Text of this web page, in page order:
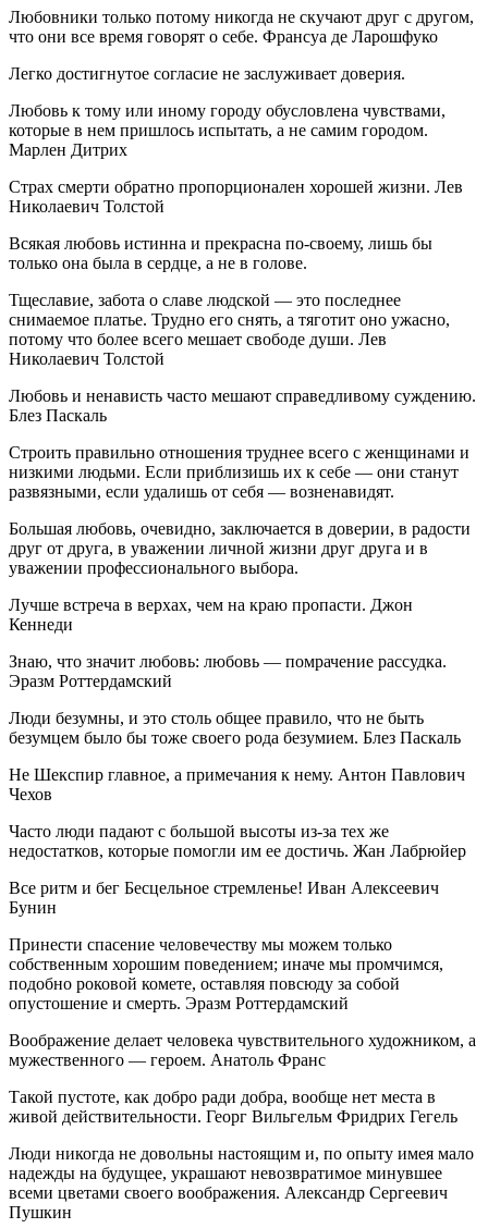
Любовники только потому никогда не скучают друг с другом,
что они все время говорят о себе. Франсуа де Ларошфуко
Легко достигнутое согласие не заслуживает доверия.
Любовь к тому или иному городу обусловлена чувствами,
которые в нем пришлось испытать, а не самим городом.
Марлен Дитрих
Страх смерти обратно пропорционален хорошей жизни. Лев
Николаевич Толстой
Всякая любовь истинна и прекрасна по-своему, лишь бы
только она была в сердце, а не в голове.
Тщеславие, забота о славе людской — это последнее
снимаемое платье. Трудно его снять, а тяготит оно ужасно,
потому что более всего мешает свободе души. Лев
Николаевич Толстой
Любовь и ненависть часто мешают справедливому суждению.
Блез Паскаль
Строить правильно отношения труднее всего с женщинами и
низкими людьми. Если приблизишь их к себе — они станут
развязными, если удалишь от себя — возненавидят.
Большая любовь, очевидно, заключается в доверии, в радости
друг от друга, в уважении личной жизни друг друга и в
уважении профессионального выбора.
Лучше встреча в верхах, чем на краю пропасти. Джон
Кеннеди
Знаю, что значит любовь: любовь — помрачение рассудка.
Эразм Роттердамский
Люди безумны, и это столь общее правило, что не быть
безумцем было бы тоже своего рода безумием. Блез Паскаль
Не Шекспир главное, а примечания к нему. Антон Павлович
Чехов
Часто люди падают с большой высоты из-за тех же
недостатков, которые помогли им ее достичь. Жан Лабрюйер
Все ритм и бег Бесцельное стремленье! Иван Алексеевич
Бунин
Принести спасение человечеству мы можем только
собственным хорошим поведением; иначе мы промчимся,
подобно роковой комете, оставляя повсюду за собой
опустошение и смерть. Эразм Роттердамский
Воображение делает человека чувствительного художником, а
мужественного — героем. Анатоль Франс
Такой пустоте, как добро ради добра, вообще нет места в
живой действительности. Георг Вильгельм Фридрих Гегель
Люди никогда не довольны настоящим и, по опыту имея мало
надежды на будущее, украшают невозвратимое минувшее
всеми цветами своего воображения. Александр Сергеевич
Пушкин